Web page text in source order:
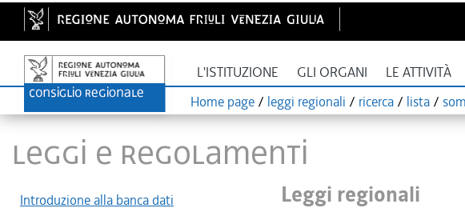
L'ISTITUZIONE GLI ORGANI LE ATTIVITÀ
Home page / leggi regionali / ricerca / lista /
LEGGI E REGOLAMENTI
Introduzione alla banca dati Leggi regionali